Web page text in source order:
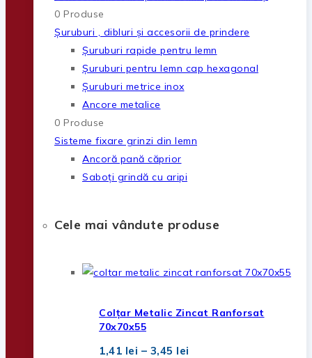
0 Produse
Șuruburi , dibluri și accesorii de prindere
Șuruburi rapide pentru lemn
Șuruburi pentru lemn cap hexagonal
Șuruburi metrice inox
Ancore metalice
0 Produse
Sisteme fixare grinzi din lemn
Ancoră pană căprior
Saboți grindă cu aripi
Cele mai vândute produse
Colțar Metalic Zincat Ranforsat
70x70x55
1,41 lei – 3,45 lei